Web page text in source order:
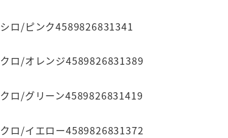
シロ/ピンク4589826831341
クロ/オレンジ4589826831389
クロ/グリーン4589826831419
クロ/イエロー4589826831372